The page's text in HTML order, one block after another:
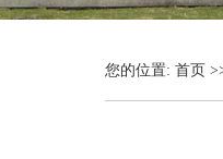
您的位置: 首页